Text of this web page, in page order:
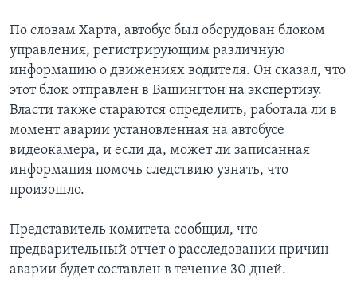
По словам Харта, автобус был оборудован блоком
управления, регистрирующим различную
информацию о движениях водителя. Он сказал, что
этот блок отправлен в Вашингтон на экспертизу.
Власти также стараются определить, работала ли в
момент аварии установленная на автобусе
видеокамера, и если да, может ли записанная
информация помочь следствию узнать, что
произошло.
Представитель комитета сообщил, что
предварительный отчет о расследовании причин
аварии будет составлен в течение 30 дней.